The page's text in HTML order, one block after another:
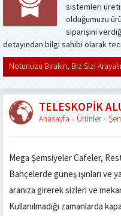
sistemleri
olduğumuzu
siparişini
detayından bilgi sahibi olarak
Notunuzu Bırakın, Biz Sizi
TELESKOPIK
Anasayfa » Ürünler»
Mega Şemsiyeler Cafeler,
Bahçelerde güneş ışınları ve
aranıza girerek sizleri ve
Kullanılmadığı zamanlarda